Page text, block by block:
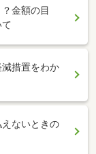
金額の目
措置をわか
ないときの